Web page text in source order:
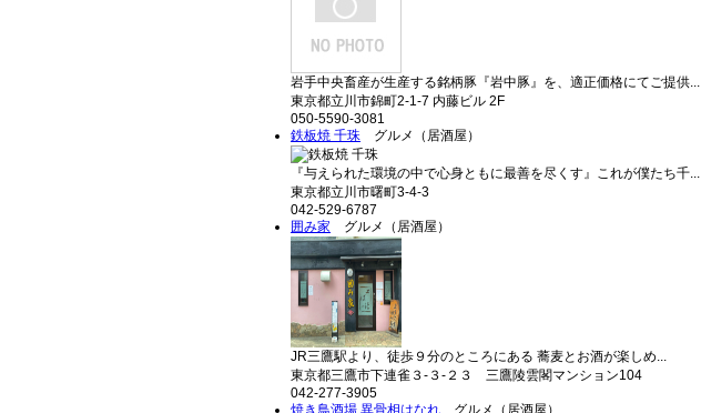
岩手中央畜産が生産する銘柄豚『岩中豚』を、適正価格にてご提供...
東京都立川市錦町2-1-7 内藤ビル 2F
050-5590-3081
鉄板焼 千珠 グルメ（居酒屋）
『与えられた環境の中で心身ともに最善を尽くす』これが僕たち千...
東京都立川市曙町3-4-3
042-529-6787
囲み家 グルメ（居酒屋）
JR三鷹駅より、徒歩９分のところにある 蕎麦とお酒が楽しめ...
東京都三鷹市下連雀３-３-２３ 三鷹陵雲閣マンション104
042-277-3905
焼き鳥酒場 異骨相はなれ グルメ（居酒屋）